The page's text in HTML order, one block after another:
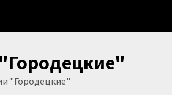
"Городецкие"